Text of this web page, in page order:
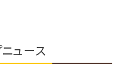
ュース